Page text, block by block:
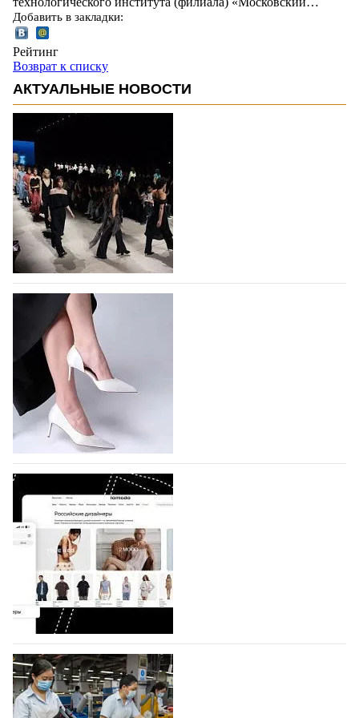
Добавить в закладки:
Рейтинг
Возврат к списку
АКТУАЛЬНЫЕ НОВОСТИ
На участие в Московской неделе моды
подано 1047 заявок
На участие в седьмой Московской неделе моды,
которая пройдет в российской столице с 26 сентября
по 1 октября, уже подано 1047 заявок. Примерно
половину из них (494) прислали дизайнеры,
коллекции которых не были представлены в…
07.08.2026 695
BALLINA представит свои новинки на Euro
Shoes
Компания BALLINA Guangzhou Lihuang Footwear
Co., Ltd., основанная в 2011 году и расположенная в
Гуанчжоу, столице моды Китая, является
профессиональной обувной компанией,
объединяющей разработку, производство и…
07.08.2026 556
На платформе Lamoda - новый раздел и
условия продвижения локальных
дизайнерских марок